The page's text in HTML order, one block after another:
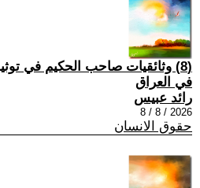
(8) وثائقيات صاحب الحكيم في
في العراق
رائد عبيس
2026 / 8 / 8
حقوق الانسان